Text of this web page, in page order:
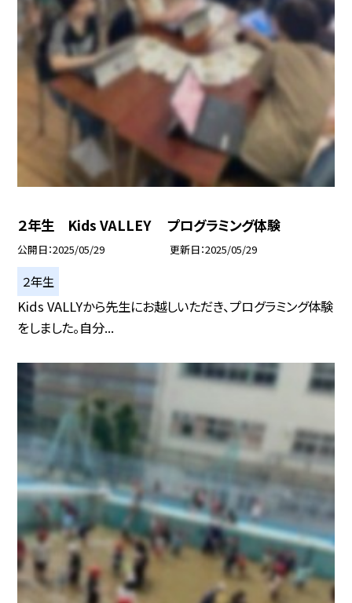
２年生 Kids VALLEY プログラミング体験
公開日 2025/05/29 更新日 2025/05/29
２年生
Kids VALLYから先生にお越しいただき、プログラミング体験
をしました。自分...